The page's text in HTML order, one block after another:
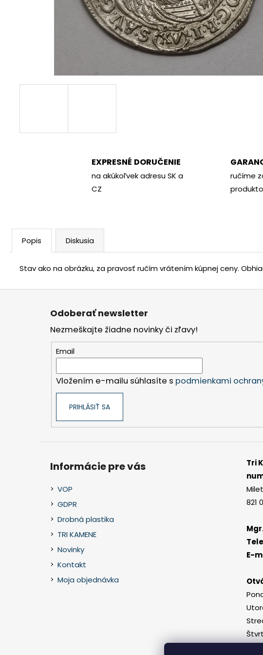
EXPRESNÉ DORUČENIE
na akúkoľvek adresu SK a
CZ
ručíme
Popis Diskusia
Stav ako na obrázku, za pravosť ručím vrátením kúpnej ceny.
€350
Z
Odoberať newsletter
Nezmeškajte žiadne novinky či zľavy!
Email
Vložením e-mailu súhlasíte s podmienkami
PRIHLÁSIŤ SA
Informácie pre vás
VOP
GDPR
Drobná plastika
TRI KAMENE
Novinky
Kontakt
Moja objednávka
Tri
821
E-